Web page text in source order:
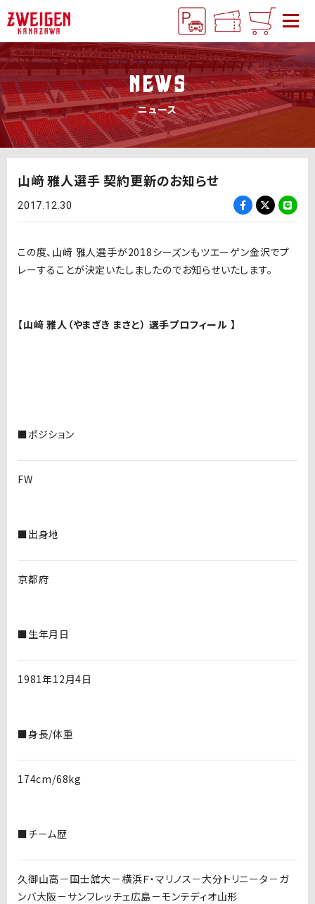
NEWS
ニュース
山﨑 雅人選手 契約更新のお知らせ
2017.12.30
この度、山﨑 雅人選手が2018シーズンもツエーゲン金沢でプ
レーすることが決定いたしましたのでお知らせいたします。
【山﨑 雅人（やまざき まさと） 選手プロフィール 】
■ポジション
FW
■出身地
京都府
■生年月日
1981年12月4日
■身長/体重
174cm/68kg
■チーム歴
久御山高－国士舘大－横浜Ｆ・マリノス－大分トリニータ－ガ
ンバ大阪－サンフレッチェ広島－モンテディオ山形